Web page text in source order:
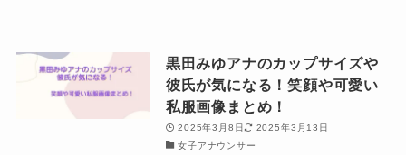
黒田みゆアナのカップサイズや
彼氏が気になる！笑顔や可愛い
私服画像まとめ！
2025年3月8日
2025年3月13日
女子アナウンサー